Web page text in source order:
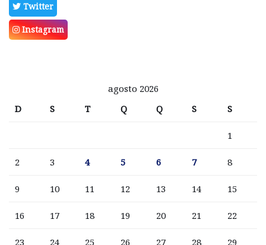
Twitter
Instagram
agosto 2026
D
S T Q Q S S
1
2 3 4 5 6 7 8
9 10 11 12 13 14 15
16 17 18 19 20 21 22
23 24 25 26 27 28 29